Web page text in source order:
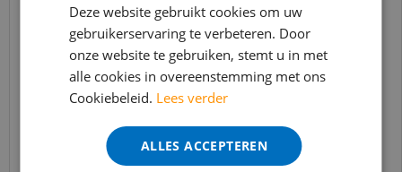
In verband met de vakantie periode zijn wij
t/m 14 augustus telefonisch helaas niet
bereikbaar.
Bestelling worden uiteraard verwerkt
echter iets minder snel dan wat je van ons
gewend bent.
Voor vragen kan je ons bereiken via
Deze website gebruikt cookies om uw
gebruikerservaring te verbeteren. Door
onze website te gebruiken, stemt u in met
alle cookies in overeenstemming met ons
Cookiebeleid. Lees verder
ALLES ACCEPTEREN